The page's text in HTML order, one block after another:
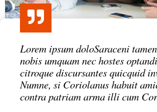
Lorem ipsum doloSaraceni
nobis umquam nec hostes
citroque discursantes quicquid
Numne, si Coriolanus habuit
contra patriam arma illi cum